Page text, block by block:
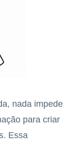
nada impede
para criar
Essa